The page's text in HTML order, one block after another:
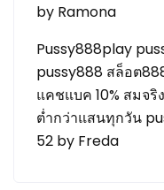
by Ramona
Pussy888play
pussy888 สล็อต
แคชแบค 10% สมจริ
ต่ำกว่าแสนทุกวัน
52 by Freda